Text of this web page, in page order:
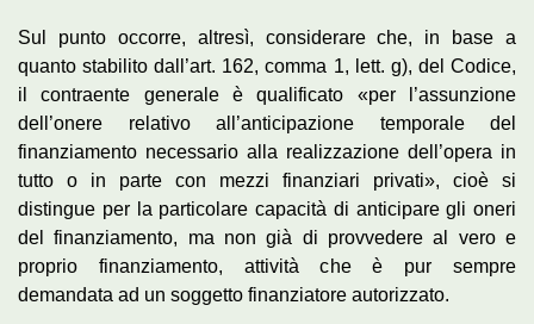
Sul punto occorre, altresì, considerare che, in base a
quanto stabilito dall’art. 162, comma 1, lett. g), del Codice,
il contraente generale è qualificato «per l’assunzione
dell’onere relativo all’anticipazione temporale del
finanziamento necessario alla realizzazione dell’opera in
tutto o in parte con mezzi finanziari privati», cioè si
distingue per la particolare capacità di anticipare gli oneri
del finanziamento, ma non già di provvedere al vero e
proprio finanziamento, attività che è pur sempre
demandata ad un soggetto finanziatore autorizzato.